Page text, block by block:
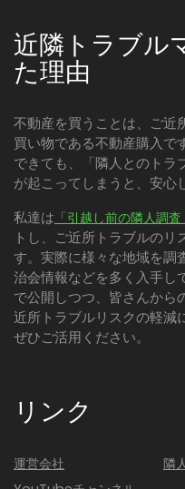
近隣トラブル
た理由
不動産を買うことは、ご近
買い物である不動産購入で
できても、「隣人とのトラ
が起こってしまうと、安心
私達は 「引越し前の隣人調
トし、ご近所トラブルのリ
す。実際に様々な地域を調
治会情報などを多く入手し
で公開しつつ、皆さんから
近所トラブルリスクの軽減
ぜひご活用ください。
リンク
運営会社
隣